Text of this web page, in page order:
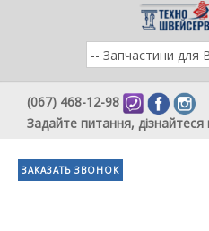
(067) 468-12-98
Задайте питання, дізнайтеся
ЗАКАЗАТЬ ЗВОНОК